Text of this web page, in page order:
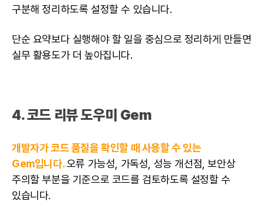
구분해 정리하도록 설정할 수 있습니다.
단순 요약보다 실행해야 할 일을 중심으로 정리하게 만들면
실무 활용도가 더 높아집니다.
4. 코드 리뷰 도우미 Gem
개발자가 코드 품질을 확인할 때 사용할 수 있는
Gem입니다.오류 가능성, 가독성, 성능 개선점, 보안상
주의할 부분을 기준으로 코드를 검토하도록 설정할 수
있습니다.